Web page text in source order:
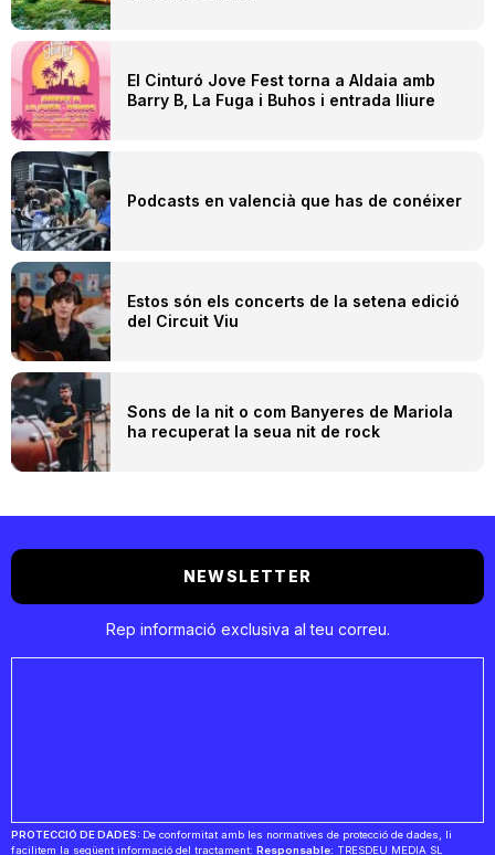
Opinió
La Llista
El Cinturó Jove Fest torna a Aldaia amb
Barry B, La Fuga i Buhos i entrada lliure
Podcasts en valencià que has de conéixer
Estos són els concerts de la setena edició
del Circuit Viu
Sons de la nit o com Banyeres de Mariola
ha recuperat la seua nit de rock
NEWSLETTER
Rep informació exclusiva al teu correu.
PROTECCIÓ DE DADES: De conformitat amb les normatives de protecció de dades, li
facilitem la següent informació del tractament: Responsable: TRESDEU MEDIA SL